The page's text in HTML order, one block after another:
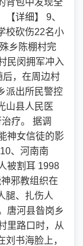
背包中发现全
详细】 9、
校砍伤22名小
乡陈棚村完
民闵拥军冲入
后，在周边村
派出所民警控
山县人民医
疗。 据调
神女信徒的影
、河南南
被割耳 1998
邪教组织在
腿、扎伤人
唐河县昝岗乡
里路口时，从
书海脸上，